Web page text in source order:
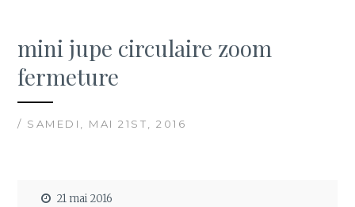
mini jupe circulaire zoom
fermeture
/ SAMEDI, MAI 21ST, 2016
21 mai 2016